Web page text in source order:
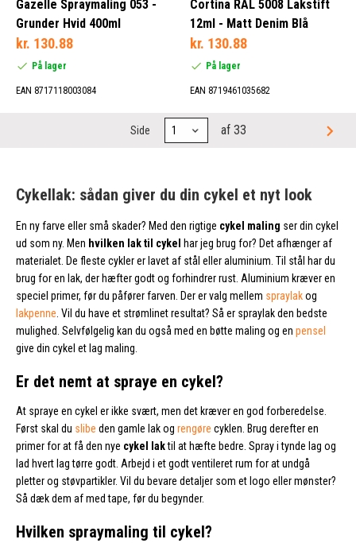
Gazelle Spraymaling 053 -
Grunder Hvid 400ml
kr. 130.88
På lager
EAN 8717118003084
Cortina RAL 5008 Lakstift
12ml - Matt Denim Blå
kr. 130.88
På lager
EAN 8719461035682
Side af 33
Cykellak: sådan giver du din cykel et nyt look
En ny farve eller små skader? Med den rigtige cykel maling ser din cykel
ud som ny. Men hvilken lak til cykel
har jeg brug for? Det afhænger af
materialet. De fleste cykler er lavet af stål eller aluminium. Til stål har du
brug for en lak, der hæfter godt og forhindrer rust. Aluminium kræver en
speciel primer, før du påfører farven. Der er valg mellem spraylakog
lakpenne . Vil du have et strømlinet resultat? Så er spraylak den bedste
mulighed. Selvfølgelig kan du også med en bøtte maling og en pensel
give din cykel et lag maling.
Er det nemt at spraye en cykel?
At spraye en cykel er ikke svært, men det kræver en god forberedelse.
Først skal du slibe den gamle lak og rengøre cyklen. Brug derefter en
primer for at få den nye cykel laktil at hæfte bedre. Spray i tynde lag og
lad hvert lag tørre godt. Arbejd i et godt ventileret rum for at undgå
pletter og støvpartikler. Vil du bevare detaljer som et logo eller mønster?
Så dæk dem af med tape, før du begynder.
Hvilken spraymaling til cykel?